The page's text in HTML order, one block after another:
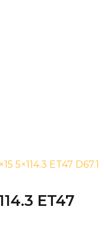
5×114.3 ET47 D67.1
ET47